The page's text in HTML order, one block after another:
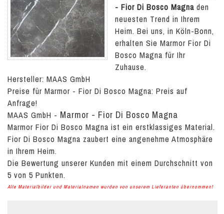
- Fior Di Bosco Magna den
neuesten Trend in Ihrem
Heim. Bei uns, in Köln-Bonn,
erhalten Sie Marmor Fior Di
Bosco Magna für Ihr
Zuhause.
Hersteller: MAAS GmbH
Preise für Marmor - Fior Di Bosco Magna: Preis auf
Anfrage!
MAAS GmbH - Marmor - Fior Di Bosco Magna
Marmor Fior Di Bosco Magna ist ein erstklassiges Material.
Fior Di Bosco Magna zaubert eine angenehme Atmosphäre
in Ihrem Heim.
Die Bewertung unserer Kunden mit einem Durchschnitt von
5 von 5 Punkten.
Alle Materialbilder und Materialnamen wurden von unserem Lieferanten übernommen!